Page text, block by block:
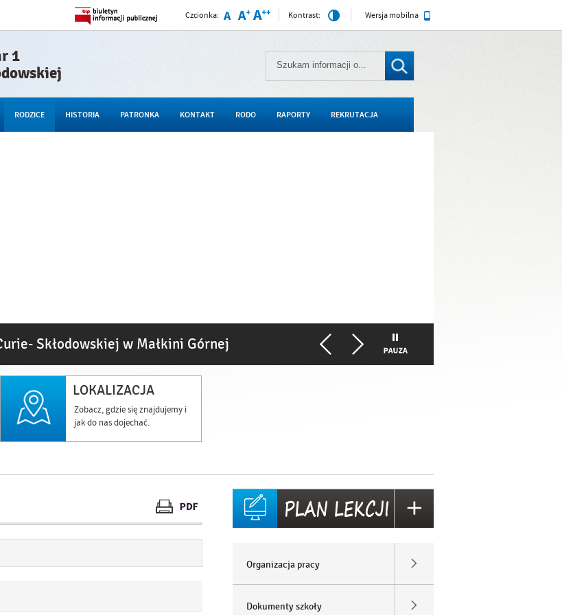
1
Czcionka: Kontrast: Wersja mobilna
RODZICE HISTORIA PATRONKA KONTAKT RODO RAPORTY REKRUTACJA
Skłodowskiej w Małkini Górnej
LOKALIZACJA
Zobacz, gdzie się znajdujemy i
jak do nas dojechać.
Organizacja pracy
Dokumenty szkoły